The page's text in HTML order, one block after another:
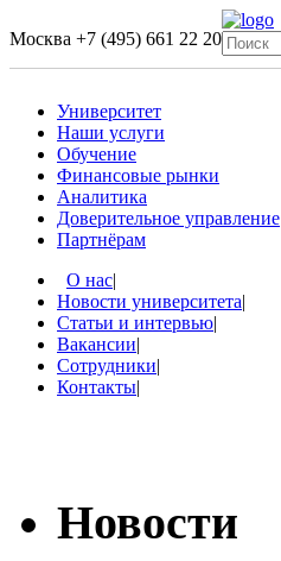
Москва +7 (495) 661 22 20
Университет
Наши услуги
Обучение
Финансовые рынки
Аналитика
Доверительное управление
Партнёрам
О нас|
Новости университета|
Статьи и интервью|
Вакансии|
Сотрудники|
Контакты|
Новости